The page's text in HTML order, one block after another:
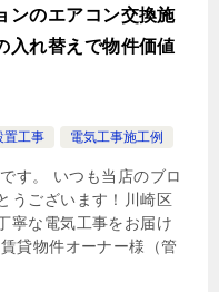
ンのエアコン交換施
入れ替えで物件価値
置工事
電気工事施工例
す。 いつも当店のブロ
うございます！川崎区
寧な電気工事をお届け
貸物件オーナー様（管